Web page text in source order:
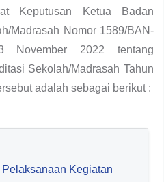
Keputusan Ketua Badan
Madrasah Nomor 1589/BAN-
November 2022 tentang
Sekolah/Madrasah Tahun
adalah sebagai berikut :
Kegiatan